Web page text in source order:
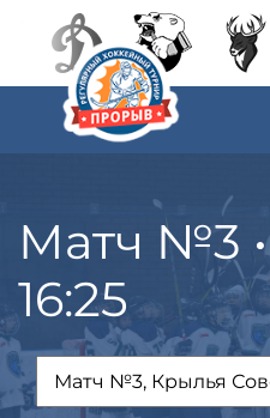
Матч №3
16:25